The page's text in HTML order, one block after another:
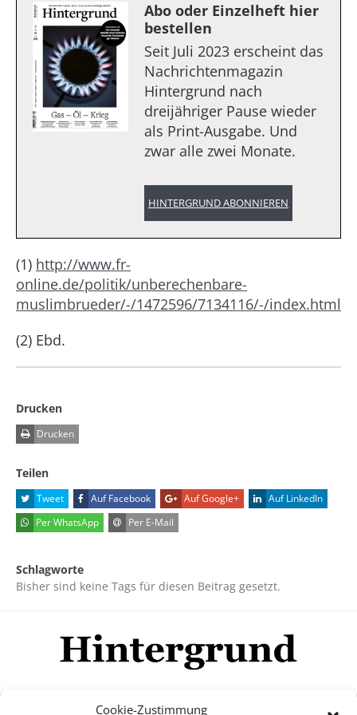
Cookie-Zustimmung
Abo oder Einzelheft hier
bestellen
Seit Juli 2023 erscheint das
Nachrichtenmagazin
Hintergrund nach
dreijähriger Pause wieder
als Print-Ausgabe. Und
zwar alle zwei Monate.
HINTERGRUND ABONNIEREN
(1) http://www.fr-
online.de/politik/unberechenbare-
muslimbrueder/-/1472596/7134116/-/index.html
(2) Ebd.
Drucken
Drucken
Teilen
Tweet Auf Facebook Auf Google+
Auf LinkedIn
Per WhatsApp
Per E-Mail
Schlagworte
Bisher sind keine Tags für diesen Beitrag gesetzt.